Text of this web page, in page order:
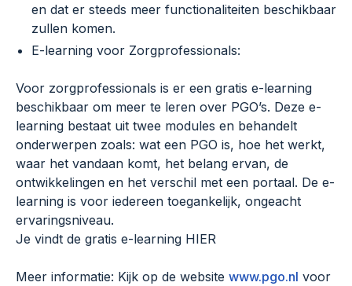
en dat er steeds meer functionaliteiten beschikbaar
zullen komen.
E-learning voor Zorgprofessionals:
Voor zorgprofessionals is er een gratis e-learning
beschikbaar om meer te leren over PGO’s. Deze e-
learning bestaat uit twee modules en behandelt
onderwerpen zoals: wat een PGO is, hoe het werkt,
waar het vandaan komt, het belang ervan, de
ontwikkelingen en het verschil met een portaal. De e-
learning is voor iedereen toegankelijk, ongeacht
ervaringsniveau.
Je vindt de gratis e-learning HIER
Meer informatie: Kijk op de website www.pgo.nl voor